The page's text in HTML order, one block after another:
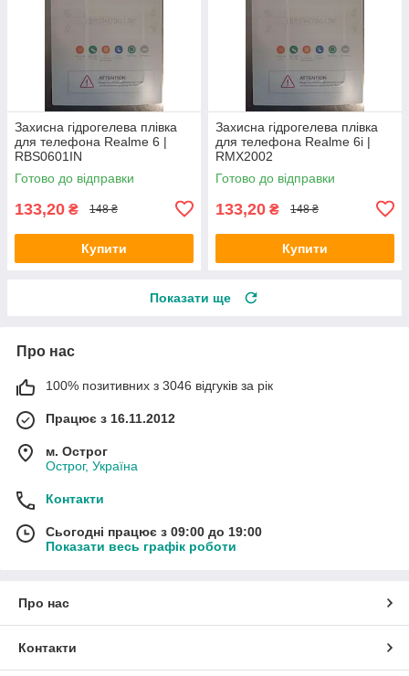
Захисна гідрогелева плівка
для телефона Realme 6 |
RBS0601IN
Готово до відправки
133,20 ₴ 148 ₴
Купити
Захисна гідрогелева плівка
для телефона Realme 6i |
RMX2002
Готово до відправки
133,20 ₴ 148 ₴
Купити
Показати ще
Про нас
100% позитивних з 3046 відгуків за рік
Працює з 16.11.2012
м. Острог
Острог, Україна
Контакти
Сьогодні працює з 09:00 до 19:00
Показати весь графік роботи
Про нас
Контакти